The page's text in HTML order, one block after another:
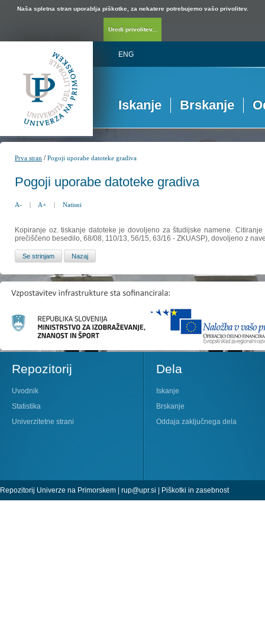
Naša spletna stran uporablja piškotke, za nekatere potrebujemo vašo privolitev.
Uredi privolitev...
ENG
Iskanje Brskanje
Prva stran /Pogoji uporabe datoteke gradiva
Pogoji uporabe datoteke gradiva
A- | A+ | Natisni
Kopiranje oz. tiskanje datoteke je dovoljeno za študijske namene.
prečiščeno besedilo, 68/08, 110/13, 56/15, 63/16 - ZKUASP), dovoljeno z
Repozitorij
Uvodnik
Statistika
Univerzitetne strani
Dela
Iskanje
Brskanje
Oddaja zaključnega dela
Repozitorij Univerze na Primorskem | rup@upr.si | Piškotki in zasebnost